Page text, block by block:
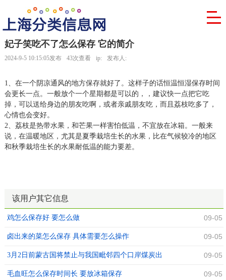
妃子笑吃不了怎么保存 它的简介
2024-9-5 10:15:05发布 43次查看 ip: 发布人:
1、在一个阴凉通风的地方保存就好了。这样子的话恒温恒湿保存时间
会更长一点。一般放个一个星期都是可以的，，建议快一点把它吃
掉，可以送给身边的朋友吃啊，或者亲戚朋友吃，而且荔枝吃多了，
心情也会变好。
2、荔枝是热带水果，和芒果一样害怕低温，不宜放在冰箱。一般来
说，在温暖地区，尤其是夏季栽培生长的水果，比在气候较冷的地区
和秋季栽培生长的水果耐低温的能力要差。
该用户其它信息
鸡怎么保存好 要怎么做 09-05
卤出来的菜怎么保存 具体需要怎么操作 09-05
3月2日前蒙古国将禁止与我国毗邻四个口岸煤炭出
口-
09-05
毛血旺怎么保存时间长 要放冰箱保存 09-05